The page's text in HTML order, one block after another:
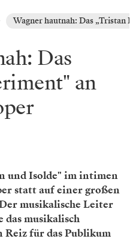
Wagner hautnah: Das „Tristan
Das
an
und Isolde" im intimen
statt auf einer großen
musikalische Leiter
musikalisch
für das Publikum